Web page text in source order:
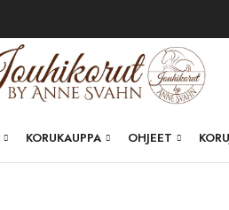
KORUKAUPPA OHJEET